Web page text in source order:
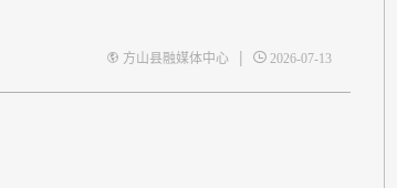
方山县融媒体中心 | 2026-07-13